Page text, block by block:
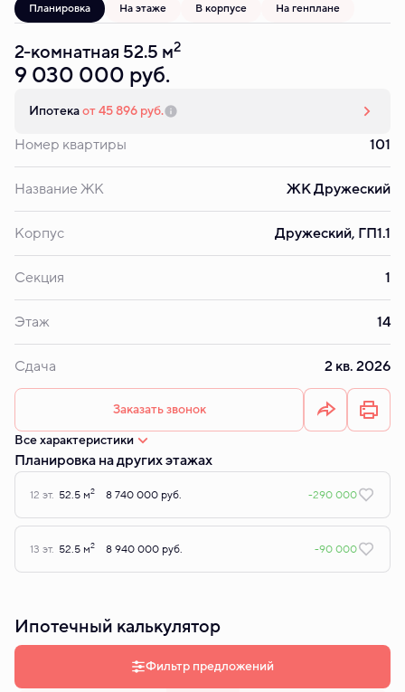
Планировка На этаже В корпусе На генплане
2-комнатная 52.5 м2
9 030 000 руб.
Ипотекаот 45 896 руб.
Номер квартиры 101
Название ЖК ЖК Дружеский
Корпус Дружеский, ГП1.1
Секция 1
Этаж 14
Сдача 2 кв. 2026
Заказать звонок
Все характеристики
Планировка на других этажах
12 эт. 52.5 м2 8 740 000 руб. -290 000
13 эт. 52.5 м2 8 940 000 руб. -90 000
Ипотечный калькулятор
Фильтр предложений